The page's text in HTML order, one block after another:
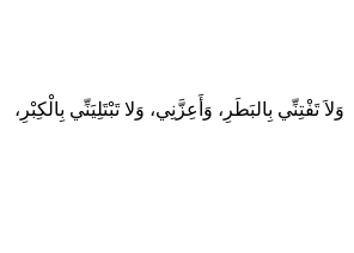
وَلاَ تَفْتِنِّي بِالبَطَرِ، وَأَعِزَّنِي، وَلا تَبْتَلِيَنِّي بِالْكِبْرِ،